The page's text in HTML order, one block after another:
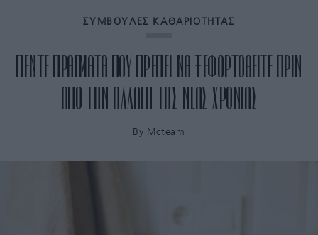
ΣΥΜΒΟΥΛΕΣ ΚΑΘΑΡΙΟΤΗΤΑΣ
ΠΕΝΤΕ ΠΡΑΓΜΑΤΑ ΠΟΥ ΠΡΕΠΕΙ ΝΑ ΞΕΦΟΡΤΩΘΕΙΤΕ ΠΡΙΝ
ΑΠΟ ΤΗΝ ΑΛΛΑΓΗ ΤΗΣ ΝΕΑΣ ΧΡΟΝΙΑΣ
By Mcteam